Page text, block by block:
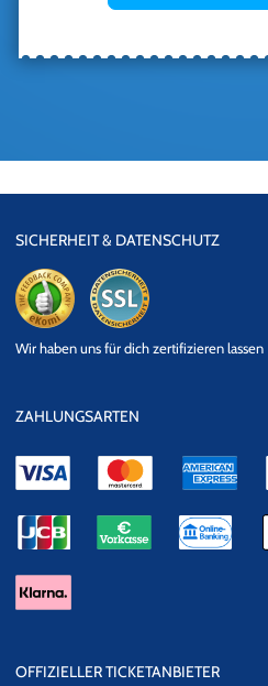
SICHERHEIT & DATENSCHUTZ
Datensicherheit
Wir haben uns für dich zertifizieren lassen
ZAHLUNGSARTEN
OFFIZIELLER TICKETANBIETER